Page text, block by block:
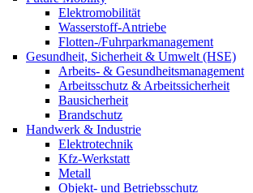
Elektromobilität
Wasserstoff-Antriebe
Flotten-/Fuhrparkmanagement
Gesundheit, Sicherheit & Umwelt (HSE)
Arbeits- & Gesundheitsmanagement
Arbeitsschutz & Arbeitssicherheit
Bausicherheit
Brandschutz
Handwerk & Industrie
Elektrotechnik
Kfz-Werkstatt
Metall
Objekt- und Betriebsschutz